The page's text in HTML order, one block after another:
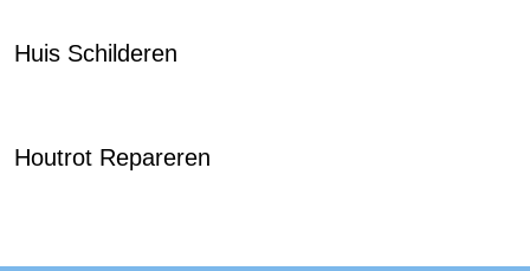
Huis Schilderen
Houtrot Repareren